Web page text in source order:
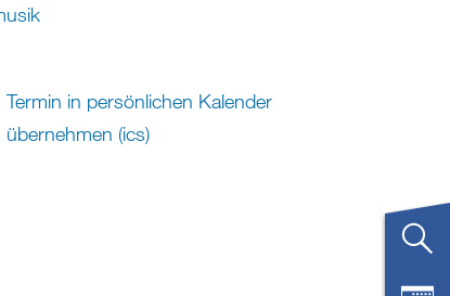
Termin in persönlichen Kalender
übernehmen (ics)